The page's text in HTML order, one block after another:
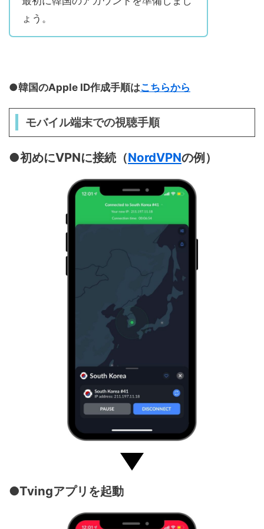
ょう。
●韓国のApple ID作成手順はこちらから
モバイル端末での視聴手順
●初めにVPNに接続（NordVPNの例）
●Tvingアプリを起動